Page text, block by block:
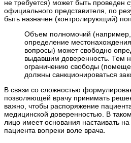
не требуется) может быть проведен
официального представителя, по
быть назначен (контролирующий)
Объем полномочий (например,
определение
вопросы) может свободно
выдавшим доверенность. Тем
ограничению свободы
должны санкционироваться
В связи со сложностью
позволяющей врачу принимать
важно, чтобы распоряжение
медицинской доверенностью. В
лицо имеет основания настаивать
пациента вопреки воле врача.